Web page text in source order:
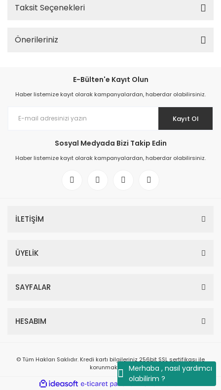
Merhaba , nasıl yardımcı
olabilirim ?
Taksit Seçenekleri
Önerileriniz
E-Bülten'e Kayıt Olun
Haber listemize kayıt olarak kampanyalardan, haberdar olabilirsiniz.
Kayıt Ol
Sosyal Medyada Bizi Takip Edin
Haber listemize kayıt olarak kampanyalardan, haberdar olabilirsiniz.
İLETİŞİM
ÜYELİK
SAYFALAR
HESABIM
© Tüm Hakları Saklıdır. Kredi kartı bilgileriniz 256bit SSL sertifikası ile
korunmaktadır.
ideasoft